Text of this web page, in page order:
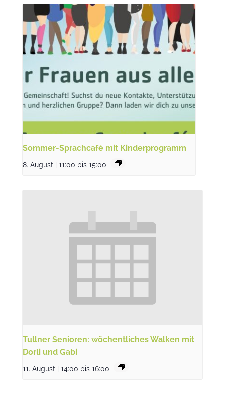
Sommer-Sprachcafé mit Kinderprogramm
8. August | 11:00 bis 15:00
Tullner Senioren: wöchentliches Walken mit
Dorli und Gabi
11. August | 14:00 bis 16:00